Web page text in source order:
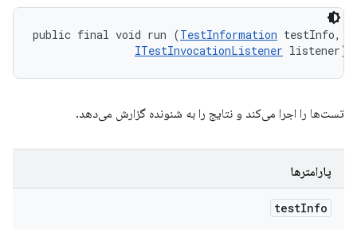
public final void run (TestInformation testInfo,
ITestInvocationListener listener)
تست‌ها را اجرا می‌کند و نتایج را به شنونده گزارش می‌دهد.
پارامترها
testInfo